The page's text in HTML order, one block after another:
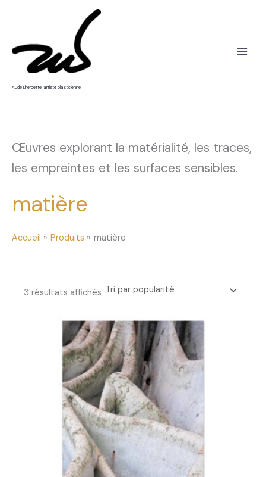
Aude Lherbette, artiste plasticienne
Œuvres explorant la matérialité, les traces,
les empreintes et les surfaces sensibles.
matière
Accueil Produits matière
3 résultats affichés
Plage
de
prix :
17.00 €
à
75.00 €